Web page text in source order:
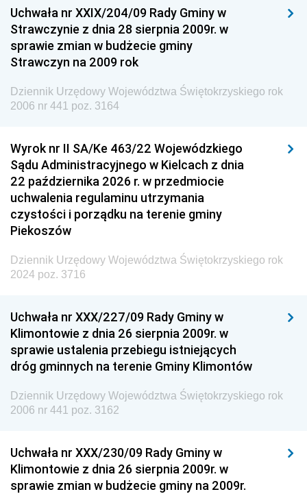
Dziennik Urzędowy Ministra Przemysłu
Dziennik Urzędowy Ministra Finansów i Gospodarki
Dziennik Urzędowy Ministra do Spraw Unii
Dziennik Urzędowy Agencji Wywiadu
Uchwała nr XXIX/204/09 Rady Gminy w
Strawczynie z dnia 28 sierpnia 2009r. w
sprawie zmian w budżecie gminy
Strawczyn na 2009 rok
Dziennik Urzędowy Województwa Świętokrzyskiego rok
2006 nr 441 poz. 3164
Wyrok nr II SA/Ke 463/22 Wojewódzkiego
Sądu Administracyjnego w Kielcach z dnia
22 października 2026 r. w przedmiocie
uchwalenia regulaminu utrzymania
czystości i porządku na terenie gminy
Piekoszów
Dziennik Urzędowy Województwa Świętokrzyskiego rok
2024 poz. 3716
Uchwała nr XXX/227/09 Rady Gminy w
Klimontowie z dnia 26 sierpnia 2009r. w
sprawie ustalenia przebiegu istniejących
dróg gminnych na terenie Gminy Klimontów
Dziennik Urzędowy Województwa Świętokrzyskiego rok
2006 nr 441 poz. 3162
Uchwała nr XXX/230/09 Rady Gminy w
Klimontowie z dnia 26 sierpnia 2009r. w
sprawie zmian w budżecie gminy na 2009r.